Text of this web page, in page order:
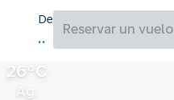
26°C
Ag.
De
Reservar un vuelo